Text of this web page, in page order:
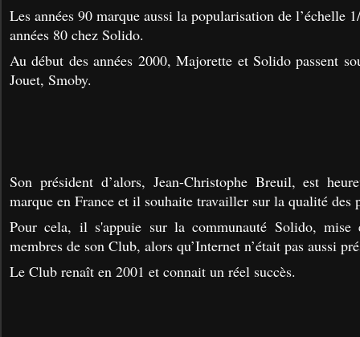
Les années 90 marque aussi la popularisation de l’échelle
années 80 chez Solido.
Au début des années 2000, Majorette et Solido passent
Jouet, Smoby.
Son président d’alors, Jean-Christophe Breuil, est
marque en France et il souhaite travailler sur la qualité des
Pour cela, il s'appuie sur la communauté Solido, mise
membres de son Club, alors qu’Internet n’était pas aussi
Le Club renaît en 2001 et connait un réel succès.